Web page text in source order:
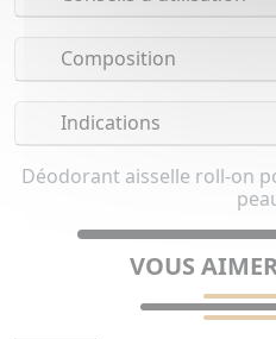
Composition
Indications
Déodorant aisselle roll-on
VOUS